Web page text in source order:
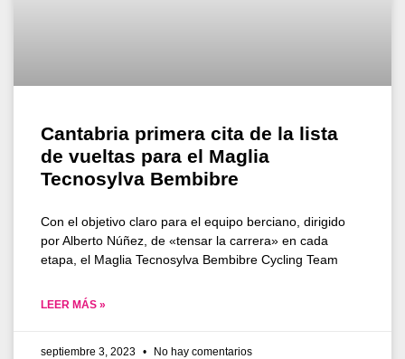
Cantabria primera cita de la lista
de vueltas para el Maglia
Tecnosylva Bembibre
Con el objetivo claro para el equipo berciano, dirigido
por Alberto Núñez, de «tensar la carrera» en cada
etapa, el Maglia Tecnosylva Bembibre Cycling Team
LEER MÁS »
septiembre 3, 2023 No hay comentarios